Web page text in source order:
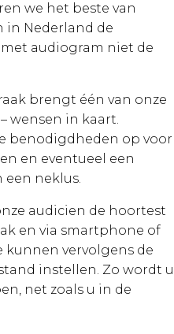
we het beste van
in Nederland de
audiogram niet de
brengt één van onze
wensen in kaart.
benodigdheden op voor
en eventueel een
neklus.
audicien de hoortest
en via smartphone of
vervolgens de
instellen. Zo wordt u
net zoals u in de